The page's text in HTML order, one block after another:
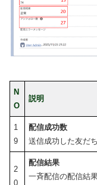
N
O
説明
1
9
配信成功数
送信成功した友だ
2
0
配信結果
一斉配信の配信結果